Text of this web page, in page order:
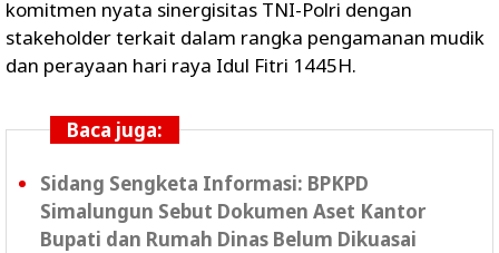
komitmen nyata sinergisitas TNI-Polri dengan
stakeholder terkait dalam rangka pengamanan mudik
dan perayaan hari raya Idul Fitri 1445H.
Baca juga:
Sidang Sengketa Informasi: BPKPD
Simalungun Sebut Dokumen Aset Kantor
Bupati dan Rumah Dinas Belum Dikuasai